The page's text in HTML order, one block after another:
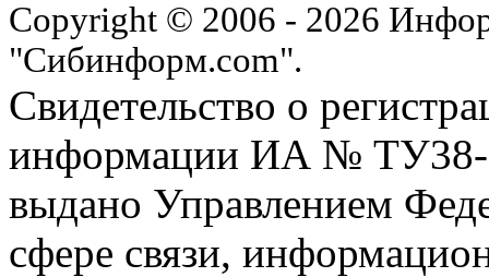
Copyright © 2006 - 2026
"Сибинформ.com".
Свидетельство о
информации ИА № ТУ38-
выдано Управлением
сфере связи,